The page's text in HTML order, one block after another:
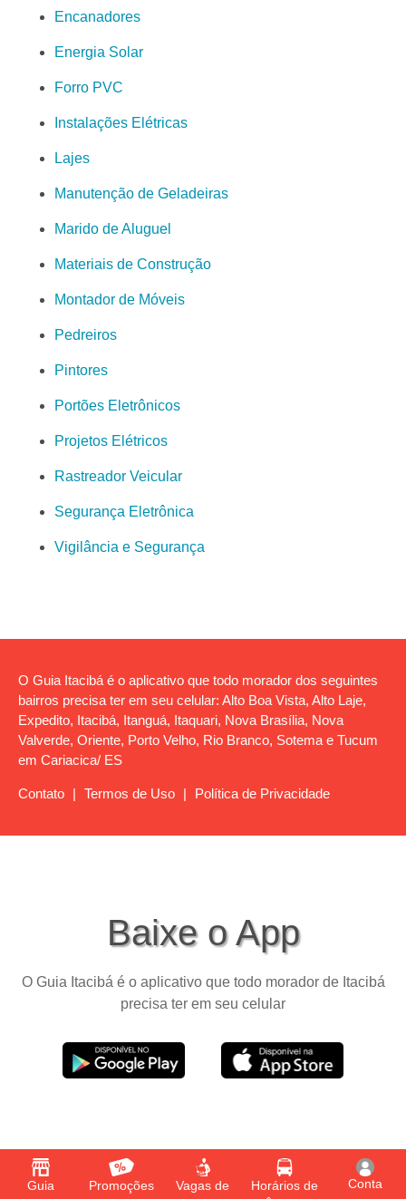
Guia
Promoções
Vagas de
Horários de
Conta
Encanadores
Energia Solar
Forro PVC
Instalações Elétricas
Lajes
Manutenção de Geladeiras
Marido de Aluguel
Materiais de Construção
Montador de Móveis
Pedreiros
Pintores
Portões Eletrônicos
Projetos Elétricos
Rastreador Veicular
Segurança Eletrônica
Vigilância e Segurança
O Guia Itacibá é o aplicativo que todo morador dos seguintes
bairros precisa ter em seu celular: Alto Boa Vista, Alto Laje,
Expedito, Itacibá, Itanguá, Itaquari, Nova Brasília, Nova
Valverde, Oriente, Porto Velho, Rio Branco, Sotema e Tucum
em Cariacica/ ES
Contato | Termos de Uso | Política de Privacidade
Baixe o App
O Guia Itacibá é o aplicativo que todo morador de Itacibá
precisa ter em seu celular